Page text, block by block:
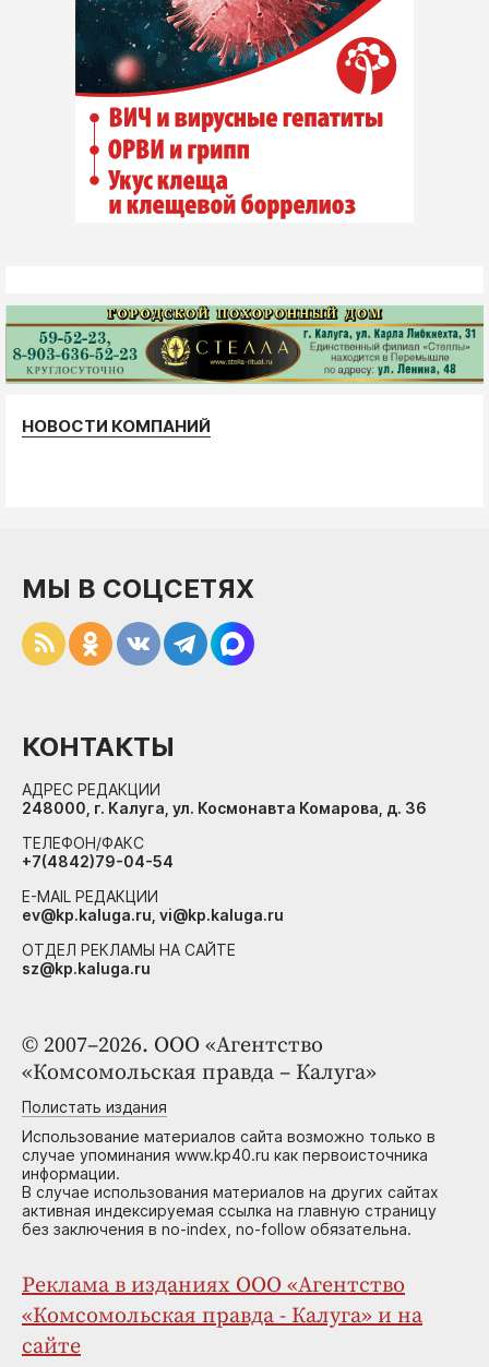
НОВОСТИ КОМПАНИЙ
© 2007–2026. ООО «Агентство
«Комсомольская правда – Калуга»
Полистать издания
Использование материалов сайта возможно только в
случае упоминания www.kp40.ru как первоисточника
информации.
В случае использования материалов на других сайтах
активная индексируемая ссылка на главную страницу
без заключения в no-index, no-follow обязательна.
Реклама в изданиях ООО «Агентство
«Комсомольская правда - Калуга» и на
сайте
МЫ В СОЦСЕТЯХ
КОНТАКТЫ
АДРЕС РЕДАКЦИИ
248000, г. Калуга, ул. Космонавта Комарова, д. 36
ТЕЛЕФОН/ФАКС
+7(4842)79-04-54
E-MAIL РЕДАКЦИИ
ev@kp.kaluga.ru, vi@kp.kaluga.ru
ОТДЕЛ РЕКЛАМЫ НА САЙТЕ
sz@kp.kaluga.ru